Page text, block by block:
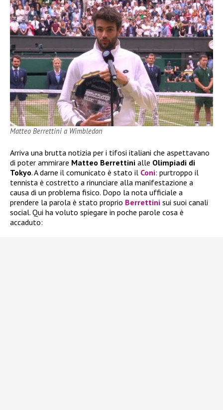
Matteo Berrettini a Wimbledon
Arriva una brutta notizia per i tifosi italiani che aspettavano
di poter ammirare Matteo Berrettini alle Olimpiadi di
Tokyo. A darne il comunicato è stato il Coni: purtroppo il
tennista è costretto a rinunciare alla manifestazione a
causa di un problema fisico. Dopo la nota ufficiale a
prendere la parola è stato proprio Berrettini sui suoi canali
social. Qui ha voluto spiegare in poche parole cosa è
accaduto: